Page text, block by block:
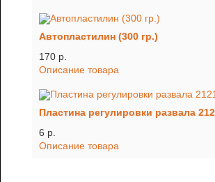
Автопластилин (300 гр.)
170 p.
Описание товара
Пластина регулировки развала
6 p.
Описание товара